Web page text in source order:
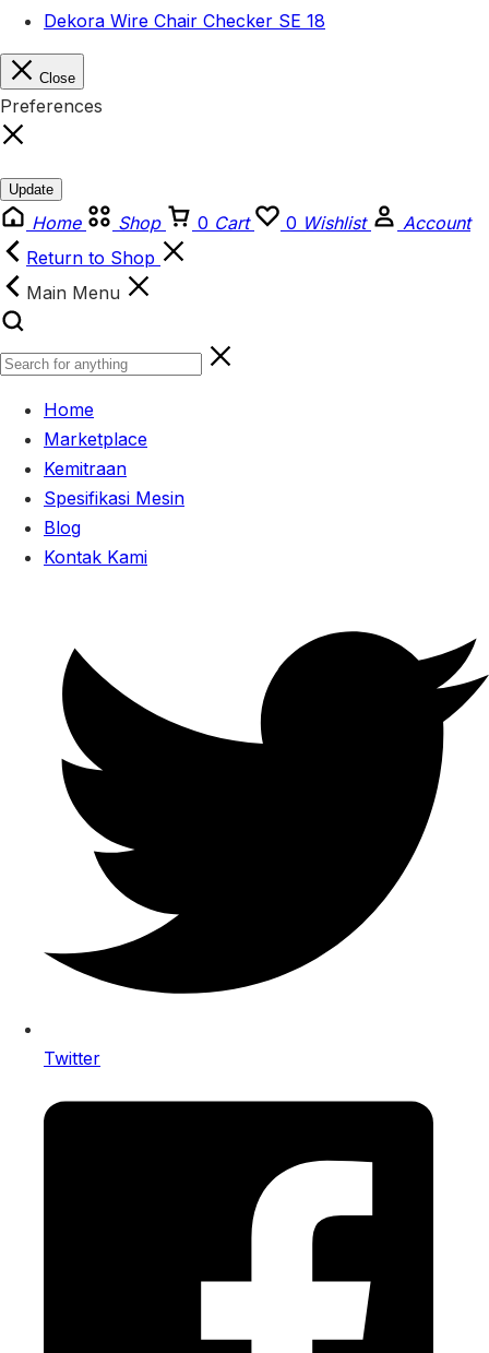
Dekora Wire Chair Checker SE 18
Close
Preferences
Update
Home Shop 0 Cart 0 Wishlist
Account
Return to Shop
Main Menu
Home
Marketplace
Kemitraan
Spesifikasi Mesin
Blog
Kontak Kami
Twitter